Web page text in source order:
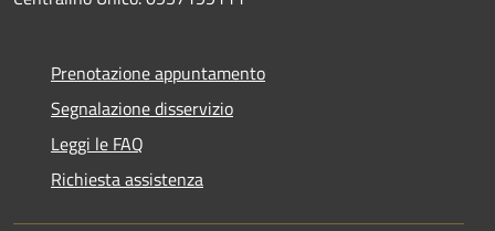
Prenotazione appuntamento
Segnalazione disservizio
Leggi le FAQ
Richiesta assistenza